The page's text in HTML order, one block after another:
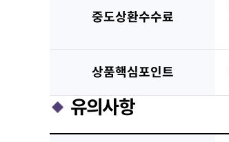
중도상환수수료
상품핵심포인트
유의사항